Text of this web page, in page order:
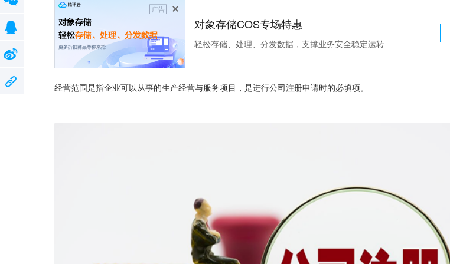
广告
对象存储COS专场特惠
轻松存储、处理、分发数据，支撑业务安全稳定运转
经营范围是指企业可以从事的生产经营与服务项目，是进行公司注册申请时的必填项。